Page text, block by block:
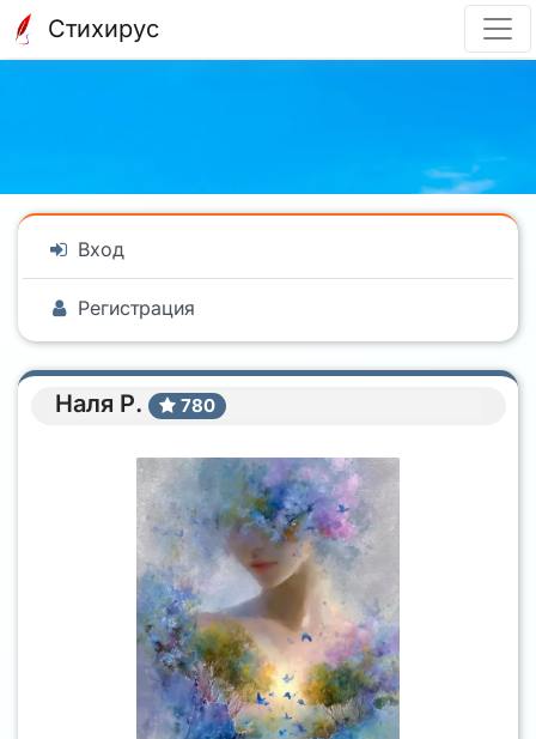
Стихирус
Вход
Регистрация
Наля Р. 780